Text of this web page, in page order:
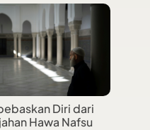
Diri dari
Hawa Nafsu